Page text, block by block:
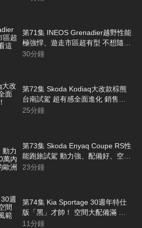
第71集 INEOS Grenadier越野性能
極強悍、遊走市區超有型 不想隨波
逐流就要看這款！
30分鐘
第72集 Skoda Kodiaq大改款棕熊
台南試駕 超有感全面進化 銷售冠
軍有其道理！
25分鐘
第73集 Skoda Enyaq Coupe RS性
能跑旅試駕 動力強、配備好、空間
大 200萬內唯一雙馬達加真皮內裝
23分鐘
第74集 Kia Sportage 30週年特仕
版「黑」才帥！ 空間大配備滿 乘
駕質感高級風範
11分鐘